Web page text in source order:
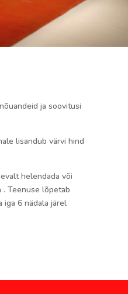
ja soovitusi
lisandub värvi hind
helendada või
Teenuse lõpetab
iga 6 nädala järel